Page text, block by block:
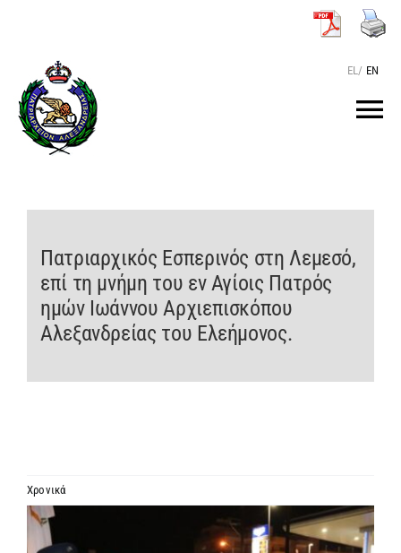
περιεχόμενο
EL/ EN
ΤΟ ΠΑΤΡΙΑΡΧΕΙΟ
MEDIA
Πατριαρχικός Εσπερινός στη Λεμεσό,
επί τη μνήμη του εν Αγίοις Πατρός
ημών Ιωάννου Αρχιεπισκόπου
Αλεξανδρείας του Ελεήμονος.
Χρονικά
Προβολή
μεγαλύτερης